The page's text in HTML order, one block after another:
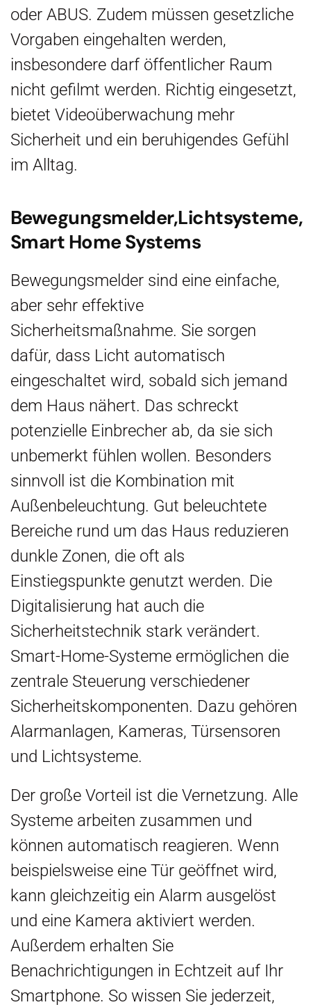
oder ABUS. Zudem müssen gesetzliche
Vorgaben eingehalten werden,
insbesondere darf öffentlicher Raum
nicht gefilmt werden. Richtig eingesetzt,
bietet Videoüberwachung mehr
Sicherheit und ein beruhigendes Gefühl
im Alltag.
Bewegungsmelder,Lichtsysteme,
Smart Home Systems
Bewegungsmelder sind eine einfache,
aber sehr effektive
Sicherheitsmaßnahme. Sie sorgen
dafür, dass Licht automatisch
eingeschaltet wird, sobald sich jemand
dem Haus nähert. Das schreckt
potenzielle Einbrecher ab, da sie sich
unbemerkt fühlen wollen. Besonders
sinnvoll ist die Kombination mit
Außenbeleuchtung. Gut beleuchtete
Bereiche rund um das Haus reduzieren
dunkle Zonen, die oft als
Einstiegspunkte genutzt werden. Die
Digitalisierung hat auch die
Sicherheitstechnik stark verändert.
Smart-Home-Systeme ermöglichen die
zentrale Steuerung verschiedener
Sicherheitskomponenten. Dazu gehören
Alarmanlagen, Kameras, Türsensoren
und Lichtsysteme.
Der große Vorteil ist die Vernetzung. Alle
Systeme arbeiten zusammen und
können automatisch reagieren. Wenn
beispielsweise eine Tür geöffnet wird,
kann gleichzeitig ein Alarm ausgelöst
und eine Kamera aktiviert werden.
Außerdem erhalten Sie
Benachrichtigungen in Echtzeit auf Ihr
Smartphone. So wissen Sie jederzeit,